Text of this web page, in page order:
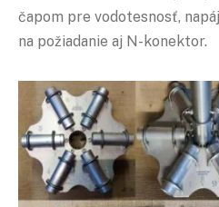
čapom pre vodotesnosť,
na požiadanie aj N-konektor.